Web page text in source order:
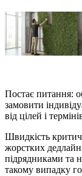
Постає питання:
замовити
від цілей і
Швидкість
жорстких
підрядниками та
такому випадку